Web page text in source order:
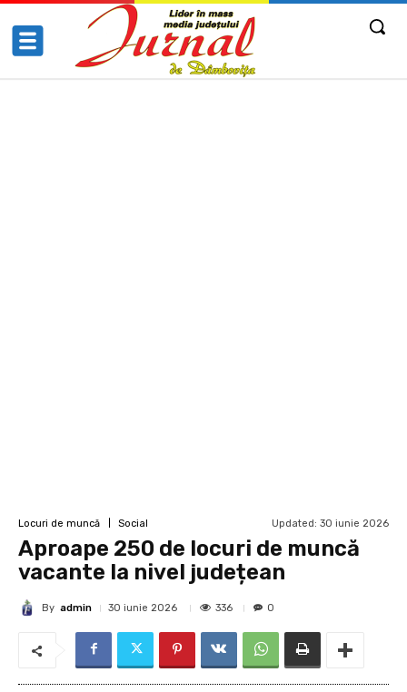
Locuri de muncă Social Updated: 30 iunie 2026
Aproape 250 de locuri de muncă
vacante la nivel județean
By admin 30 iunie 2026 336 0